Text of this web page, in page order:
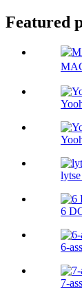
Featured
6
6-
7-